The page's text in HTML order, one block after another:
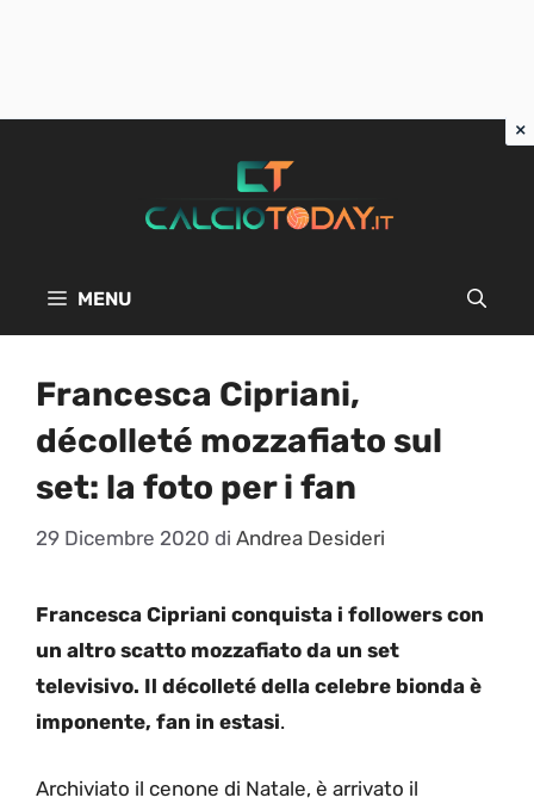
MENU
Francesca Cipriani,
décolleté mozzafiato sul
set: la foto per i fan
29 Dicembre 2020 di Andrea Desideri
Francesca Cipriani conquista i followers con
un altro scatto mozzafiato da un set
televisivo. Il décolleté della celebre bionda è
imponente, fan in estasi.
Archiviato il cenone di Natale, è arrivato il